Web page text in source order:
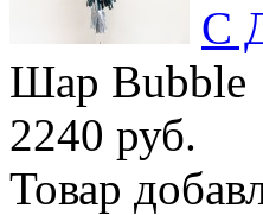
С
Шар Bubble
2240 руб.
Товар